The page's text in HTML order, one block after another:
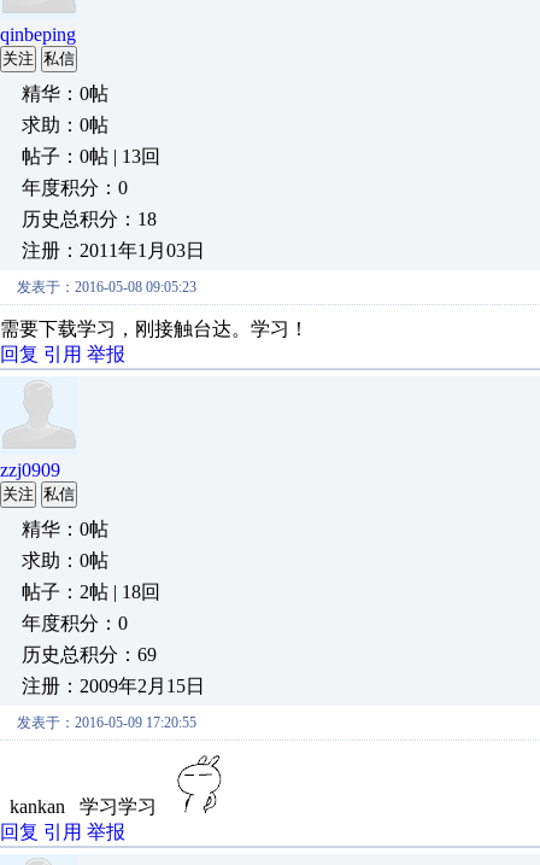
qinbeping
关注 私信
精华：0帖
求助：0帖
帖子：0帖 | 13回
年度积分：0
历史总积分：18
注册：2011年1月03日
发表于：2016-05-08 09:05:23
需要下载学习，刚接触台达。学习！
回复 引用 举报
zzj0909
关注 私信
精华：0帖
求助：0帖
帖子：2帖 | 18回
年度积分：0
历史总积分：69
注册：2009年2月15日
发表于：2016-05-09 17:20:55
kankan 学习学习
回复 引用 举报